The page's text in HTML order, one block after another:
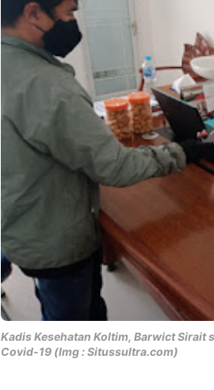
Design
With
Shroff
Templates
Kadis Kesehatan Koltim, Barwict Sirait
Covid-19 (Img : Situssultra.com)